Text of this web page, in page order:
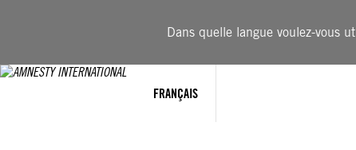
Dans quelle langue voulez-vous
FRANÇAIS